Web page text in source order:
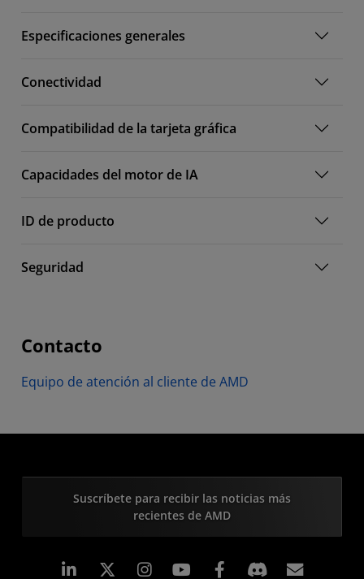
Especificaciones generales
Conectividad
Compatibilidad de la tarjeta gráfica
Capacidades del motor de IA
ID de producto
Seguridad
Contacto
Equipo de atención al cliente de AMD
Suscríbete para recibir las noticias más
recientes de AMD
LinkedIn Instagram Facebook